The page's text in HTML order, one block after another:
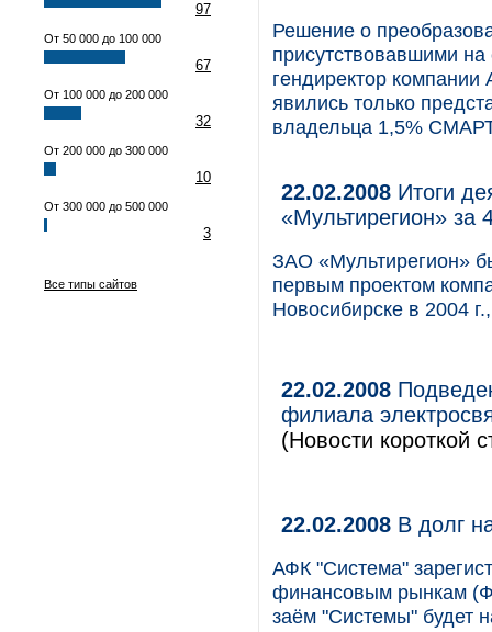
97
От 50 000 до 100 000
67
От 100 000 до 200 000
32
От 200 000 до 300 000
10
От 300 000 до 500 000
3
Все типы сайтов
Решение о
присутствовавшими
гендиректор
явились только
владельца 1,5%
22.02.2008 Итоги
«Мультирегион» за
ЗАО «Мультирегион»
первым проектом
Новосибирске в 2004
22.02.2008
филиала
(Новости короткой
22.02.2008 В долг
АФК "Система"
финансовым рынкам
заём "Системы" будет